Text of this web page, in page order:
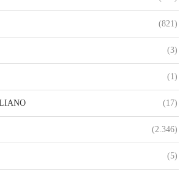
(821)
(3)
(1)
(17)
(2.346)
(5)